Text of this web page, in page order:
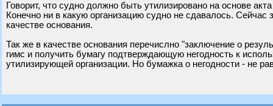
Говорит, что судно должно быть утилизировано на основе
Конечно ни в какую организацию судно не сдавалось.
качестве основания.
Так же в качестве основания перечислно "заключение о
гимс и получить бумагу подтверждающую негодность к
утилизирующей организации. Но бумажка о негодности - не